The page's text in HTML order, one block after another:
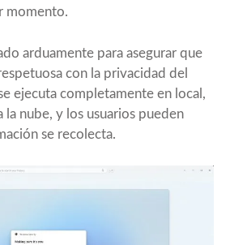
momento.
arduamente para asegurar que
con la privacidad del
ejecuta completamente en local,
la nube, y los usuarios pueden
se recolecta.